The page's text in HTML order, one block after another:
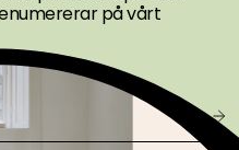
på vårt